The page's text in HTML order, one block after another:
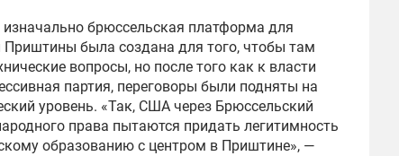
брюссельская платформа для
Приштины была создана для того, чтобы там
вопросы, но после того как к власти
партия, переговоры были подняты на
уровень. «Так, США через Брюссельский
права пытаются придать легитимность
образованию с центром в Приштине», —